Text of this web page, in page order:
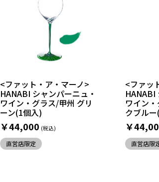
<ファット・ア・マーノ>
HANABI シャンパーニュ・
ワイン・グラス/甲州 グリ
ーン(1個入)
￥44,000
直営店限定
<ファッ
HANABI
ワイン
クブル
￥
直営店限